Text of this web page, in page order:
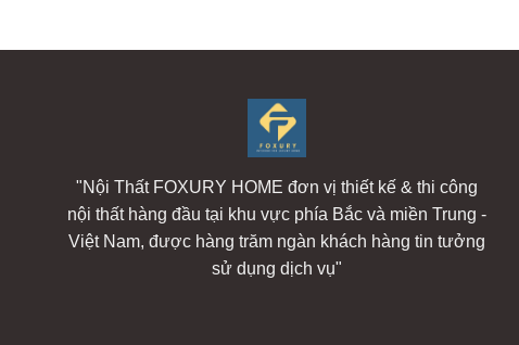
"Nội Thất FOXURY HOME đơn vị thiết kế & thi công
nội thất hàng đầu tại khu vực phía Bắc và miền Trung -
Việt Nam, được hàng trăm ngàn khách hàng tin tưởng
sử dụng dịch vụ"